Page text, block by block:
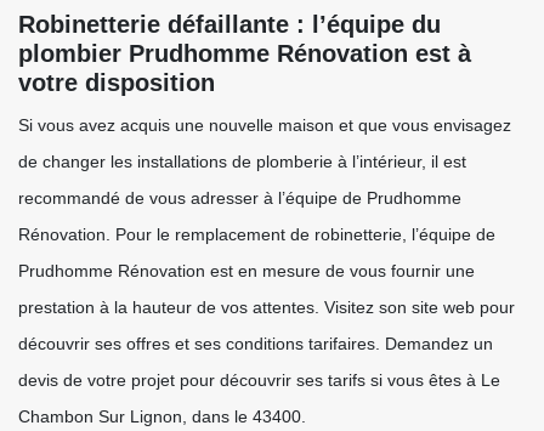
Robinetterie défaillante : l’équipe du
plombier Prudhomme Rénovation est à
votre disposition
Si vous avez acquis une nouvelle maison et que vous envisagez
de changer les installations de plomberie à l’intérieur, il est
recommandé de vous adresser à l’équipe de Prudhomme
Rénovation. Pour le remplacement de robinetterie, l’équipe de
Prudhomme Rénovation est en mesure de vous fournir une
prestation à la hauteur de vos attentes. Visitez son site web pour
découvrir ses offres et ses conditions tarifaires. Demandez un
devis de votre projet pour découvrir ses tarifs si vous êtes à Le
Chambon Sur Lignon, dans le 43400.